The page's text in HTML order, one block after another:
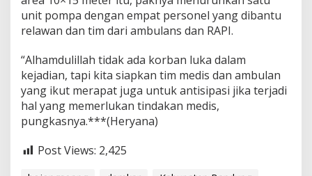
unit pompa dengan empat personel yang dibantu
relawan dan tim dari ambulans dan RAPI.
“Alhamdulillah tidak ada korban luka dalam
kejadian, tapi kita siapkan tim medis dan ambulan
yang ikut merapat juga untuk antisipasi jika terjadi
hal yang memerlukan tindakan medis,
pungkasnya.***(Heryana)
Post Views: 2,425